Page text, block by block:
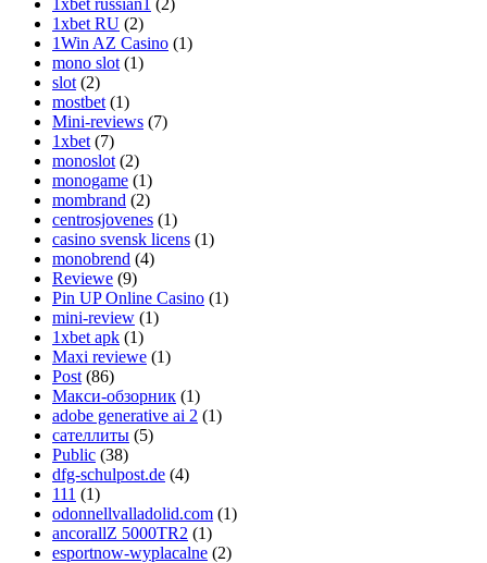
1xbet russian1 (2)
1xbet RU (2)
1Win AZ Casino (1)
mono slot (1)
slot (2)
mostbet (1)
Mini-reviews (7)
1xbet (7)
monoslot (2)
monogame (1)
mombrand (2)
centrosjovenes (1)
casino svensk licens (1)
monobrend (4)
Reviewe (9)
Pin UP Online Casino (1)
mini-review (1)
1xbet apk (1)
Maxi reviewe (1)
Post (86)
Макси-обзорник (1)
adobe generative ai 2 (1)
сателлиты (5)
Public (38)
dfg-schulpost.de (4)
111 (1)
odonnellvalladolid.com (1)
ancorallZ 5000TR2 (1)
esportnow-wyplacalne (2)